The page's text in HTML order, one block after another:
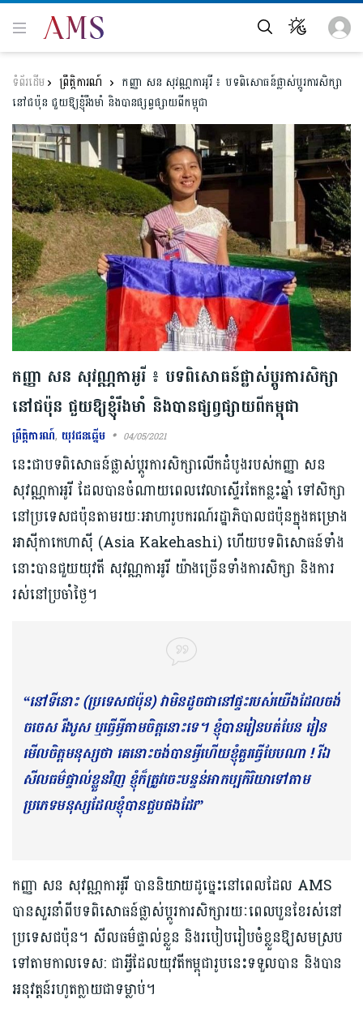
ព្រឹត្តិការណ៍
កញ្ញា សន សុវណ្ណកាអូរី ៖ បទពិសោធន៍ផ្លាស់ប្ដូរការសិក្សា
នៅជប៉ុន ជួយឱ្យខ្ញុំរឹងមាំ និងបានផ្សព្វផ្សាយពីកម្ពុជា
កញ្ញា សន សុវណ្ណកាអូរី ៖ បទពិសោធន៍ផ្លាស់ប្ដូរការសិក្សា
នៅជប៉ុន ជួយឱ្យខ្ញុំរឹងមាំ និងបានផ្សព្វផ្សាយពីកម្ពុជា
ព្រឹត្តិការណ៍, យុវជនឆ្នើម 04/05/2021
នេះជាបទពិសោធន៍ផ្លាស់ប្តូរការសិក្សាលើកដំបូងរបស់កញ្ញា សន
សុវណ្ណកាអូរី ដែលបានចំណាយពេលវេលាស្ទើរតែកន្លះឆ្នាំ ទៅសិក្សា
នៅប្រទេសជប៉ុនតាមរយៈអាហារូបករណ៍រដ្ឋាភិបាលជប៉ុនក្នុងគម្រោង
អាស៊ីកាកេហាស៊ី (Asia Kakehashi) ហើយបទពិសោធន៍ទាំង
នោះបានជួយយុវតី សុវណ្ណកាអូរី យ៉ាងច្រើន​ទាំងការសិក្សា និងការ
រស់នៅប្រចាំថ្ងៃ។
“នៅទីនោះ (ប្រទេសជប៉ុន) វាមិនដូចជានៅផ្ទះរបស់យើងដែលចង់
ចចេស រឹងរូស ឬធ្វើអ្វីតាមចិត្តនោះទេ។ ខ្ញុំបានរៀនបត់បែន រៀន
មើលចិត្តមនុស្សថា គេនោះចង់បានអ្វីហើយខ្ញុំគួរធ្វើបែបណា ! រីឯ
សីលធម៌ផ្ទាល់ខ្លួនវិញ ខ្ញុំក៏ត្រូវចេះបន្ទន់អាកប្បកិរិយាទៅតាម
ប្រភេទមនុស្សដែលខ្ញុំបានជួបផងដែរ”
កញ្ញា សន សុវណ្ណកាអូរី បាននិយាយដូច្នេះនៅពេលដែល AMS
បានសួរនាំពីបទពិសោធន៍ផ្លាស់ប្តូរការសិក្សារយៈពេលបួនខែរស់នៅ
ប្រទេសជប៉ុន។ សីលធម៌ផ្ទាល់ខ្លួន​ និងរបៀបរៀបចំខ្លួនឱ្យសមស្រប
ទៅតាមកាលទេស: ជាអ្វីដែលយុវតីកម្ពុជារូបនេះទទួលបាន និងបាន
អនុវត្តន៍រហូតក្លាយជាទម្លាប់។